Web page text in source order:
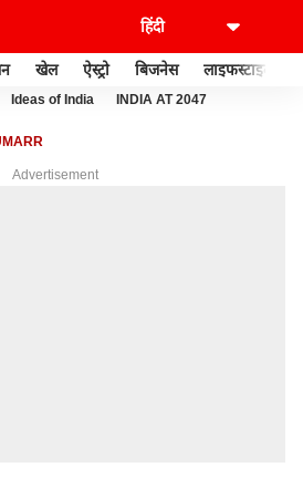
खेल ऐस्ट्रो बिजनेस लाइफस्टाइल
Ideas of India INDIA AT 2047
Advertisement